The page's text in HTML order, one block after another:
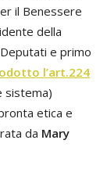
il Benessere
della
e primo
l’art.224
sistema)
etica e
da Mary